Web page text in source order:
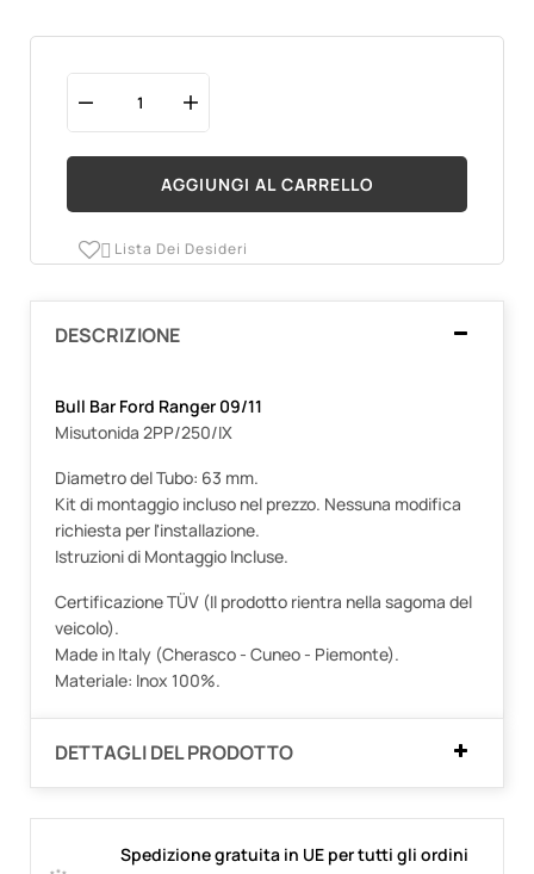
AGGIUNGI AL CARRELLO
 Lista Dei Desideri
DESCRIZIONE
Bull Bar Ford Ranger 09/11
Misutonida 2PP/250/IX
Diametro del Tubo: 63 mm.
Kit di montaggio incluso nel prezzo. Nessuna modifica
richiesta per l'installazione.
Istruzioni di Montaggio Incluse.
Certificazione TÜV (Il prodotto rientra nella sagoma del
veicolo).
Made in Italy (Cherasco - Cuneo - Piemonte).
Materiale: Inox 100%.
DETTAGLI DEL PRODOTTO
Spedizione gratuita in UE per tutti gli ordini